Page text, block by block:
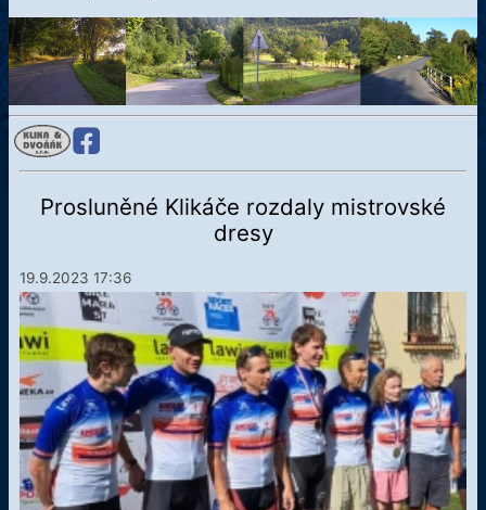
Klika@DvořákFacebook
Klikovy
vrchy
Prosluněné Klikáče rozdaly mistrovské
dresy
19.9.2023 17:36